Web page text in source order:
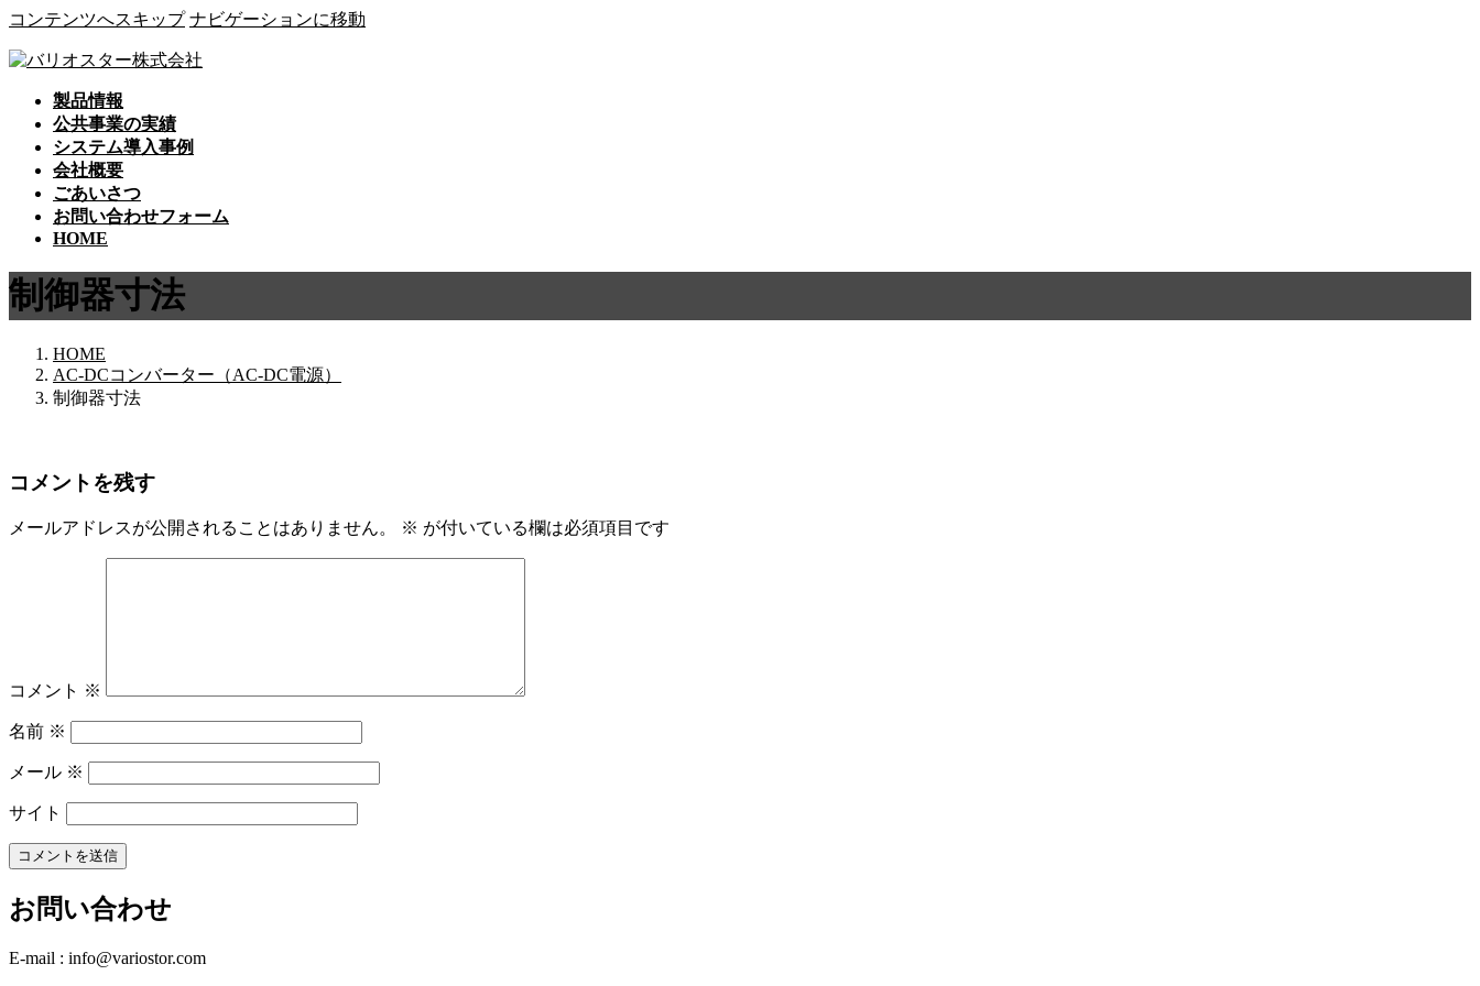
コンテンツへスキップ ナビゲーションに移動
製品情報
公共事業の実績
システム導入事例
会社概要
ごあいさつ
お問い合わせフォーム
HOME
制御器寸法
HOME
AC-DCコンバーター（AC-DC電源）
制御器寸法
コメントを残す
メールアドレスが公開されることはありません。 ※ が付いている欄は必須項目です
コメント ※
名前 ※
メール ※
サイト
お問い合わせ
E-mail : info@variostor.com